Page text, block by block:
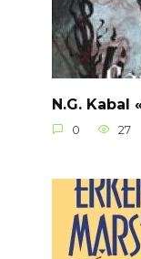
N.G. Kabal
0 27